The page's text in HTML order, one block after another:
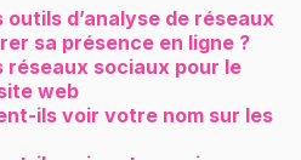
d’analyse de réseaux
sa présence en ligne ?
réseaux sociaux pour le
web
ils voir votre nom sur les